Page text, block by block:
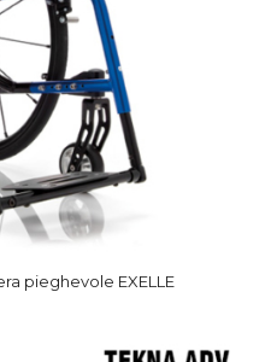
pieghevole EXELLE